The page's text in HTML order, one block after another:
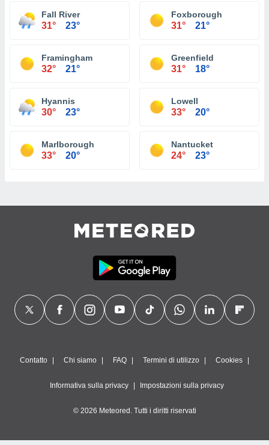
Fall River
31° 23°
Foxborough
31° 21°
Framingham
32° 21°
Greenfield
31° 18°
Hyannis
30° 23°
Lowell
33° 20°
Marlborough
33° 20°
Nantucket
24° 23°
Contatto Chi siamo FAQ Termini di utilizzo Cookies
Informativa sulla privacy Impostazioni sulla privacy
© 2026 Meteored. Tutti i diritti riservati